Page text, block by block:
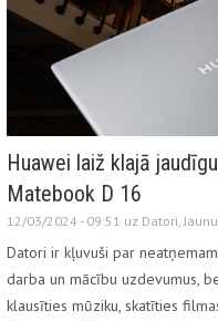
Huawei laiž klajā
Matebook D 16
12/03/2024 - 09:51 uz Datori,
Datori ir kļuvuši par
darba un mācību uzdevumus,
klausīties mūziku, skatīties